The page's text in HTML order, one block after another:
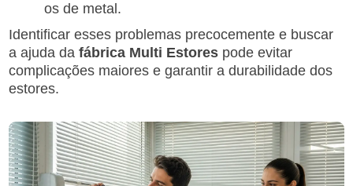
os de metal.
Identificar esses problemas precocemente e buscar
a ajuda dafábrica Multi Estores pode evitar
complicações maiores e garantir a durabilidade dos
estores.